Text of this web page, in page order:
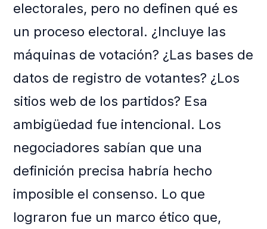
electorales, pero no definen qué es
un proceso electoral. ¿Incluye las
máquinas de votación? ¿Las bases de
datos de registro de votantes? ¿Los
sitios web de los partidos? Esa
ambigüedad fue intencional. Los
negociadores sabían que una
definición precisa habría hecho
imposible el consenso. Lo que
lograron fue un marco ético que,